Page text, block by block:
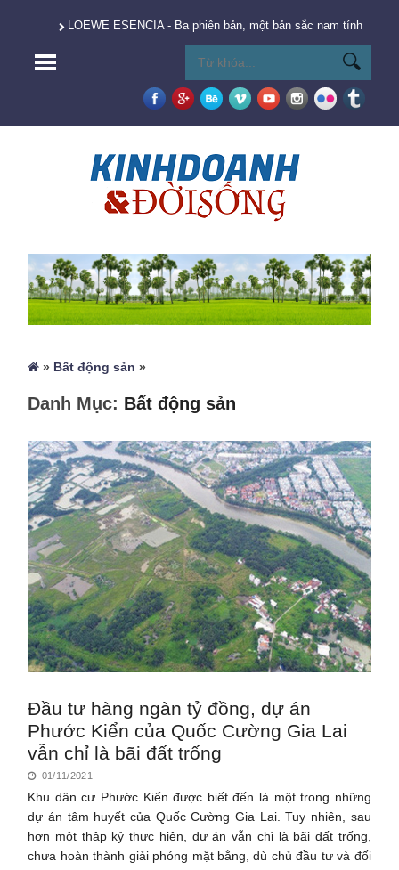
LOEWE ESENCIA - Ba phiên bản, một bản sắc nam tính vượt
» Bất động sản »
Danh Mục: Bất động sản
Đầu tư hàng ngàn tỷ đồng, dự án
Phước Kiển của Quốc Cường Gia Lai
vẫn chỉ là bãi đất trống
01/11/2021
Khu dân cư Phước Kiển được biết đến là một trong những
dự án tâm huyết của Quốc Cường Gia Lai. Tuy nhiên, sau
hơn một thập kỷ thực hiện, dự án vẫn chỉ là bãi đất trống,
chưa hoàn thành giải phóng mặt bằng, dù chủ đầu tư và đối